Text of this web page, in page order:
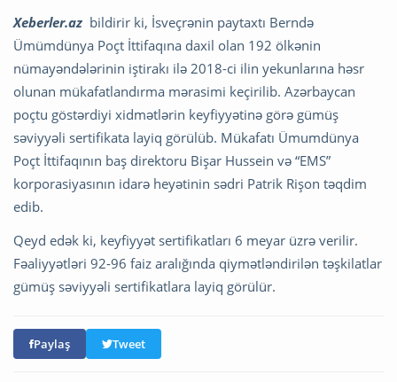
Xeberler.az bildirir ki, İsveçrənin paytaxtı Berndə
Ümümdünya Poçt İttifaqına daxil olan 192 ölkənin
nümayəndələrinin iştirakı ilə 2018-ci ilin yekunlarına həsr
olunan mükafatlandırma mərasimi keçirilib. Azərbaycan
poçtu göstərdiyi xidmətlərin keyfiyyətinə görə gümüş
səviyyəli sertifikata layiq görülüb. Mükafatı Ümumdünya
Poçt İttifaqının baş direktoru Bişar Hussein və “EMS”
korporasiyasının idarə heyətinin sədri Patrik Rişon təqdim
edib.
Qeyd edək ki, keyfiyyət sertifikatları 6 meyar üzrə verilir.
Fəaliyyətləri 92-96 faiz aralığında qiymətləndirilən təşkilatlar
gümüş səviyyəli sertifikatlara layiq görülür.
Paylaş Tweet